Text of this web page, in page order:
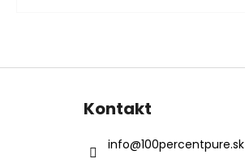
Z
Kontakt
info@100percentpure.sk